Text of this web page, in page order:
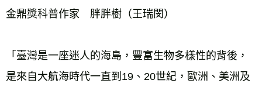
金鼎獎科普作家　胖胖樹（王瑞閔）
「臺灣是一座迷人的海島，豐富生物多樣性的背後，
是來自大航海時代一直到19、20世紀，歐洲、美洲及